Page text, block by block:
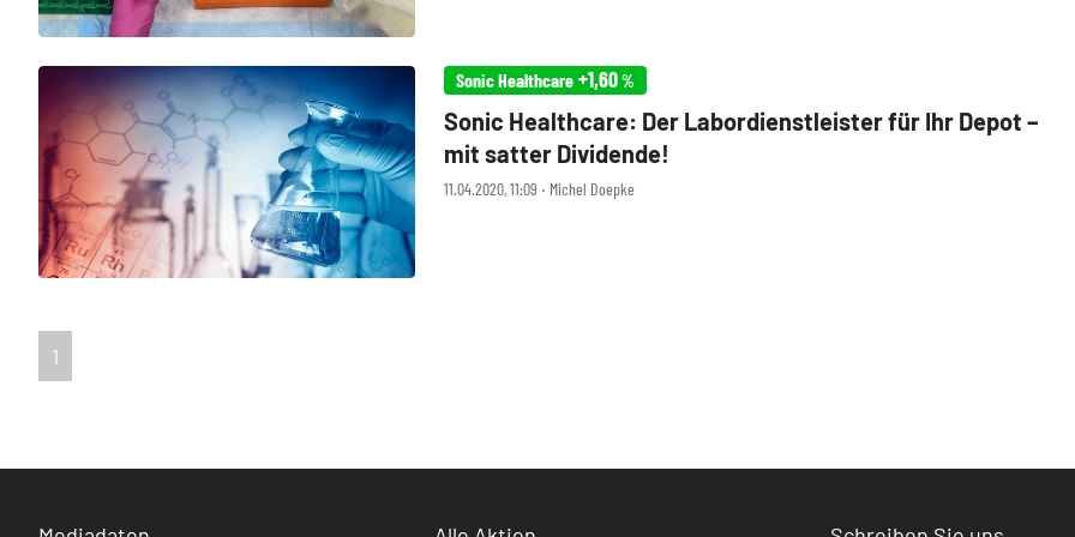
Sonic Healthcare +1,60%
11.04.2020, 11:09 ‧ Michel Doepke
Sonic Healthcare: Der Labordienstleister für Ihr Depot –
mit satter Dividende!
1